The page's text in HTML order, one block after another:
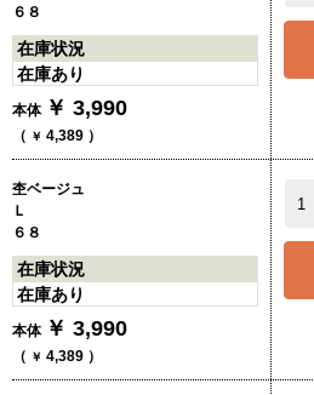
６８
在庫状況
在庫あり
本体 ￥ 3,990
（ ￥ 4,389 ）
杢ベージュ
Ｌ
６８
在庫状況
在庫あり
本体 ￥ 3,990
（ ￥ 4,389 ）